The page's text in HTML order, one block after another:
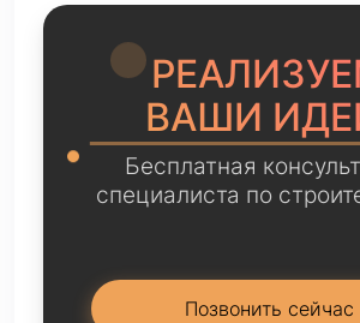
ВАШИ
Бесплатная
специалиста по
Позвонить сейчас